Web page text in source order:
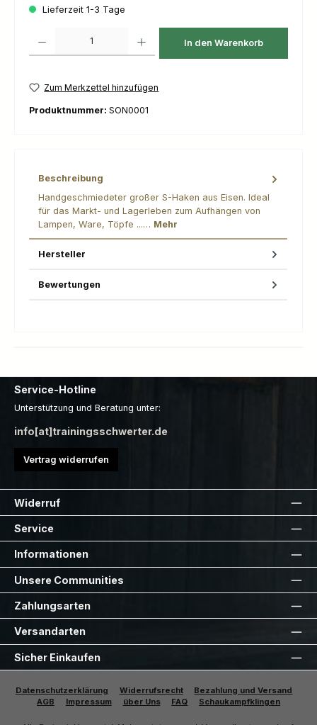
Lieferzeit 1-3 Tage
In den Warenkorb
Zum Merkzettel hinzufügen
Produktnummer: SON0001
Beschreibung
Handgeschmiedeter großer S-Haken aus Eisen. Ideal
für das Markt- und Lagerleben zum Aufhängen von
Lampen, Ware, Töpfe ...… Mehr
Hersteller
Bewertungen
Service-Hotline
Unterstützung und Beratung unter:
info[at]trainingsschwerter.de
Vertrag widerrufen
Widerruf
Service
Informationen
Unsere Communities
Zahlungsarten
Versandarten
Sicher Einkaufen
Datenschutzerklärung Widerrufsrecht
Bezahlung und Versand
AGB
Impressum über Uns FAQ Schaukampfklingen